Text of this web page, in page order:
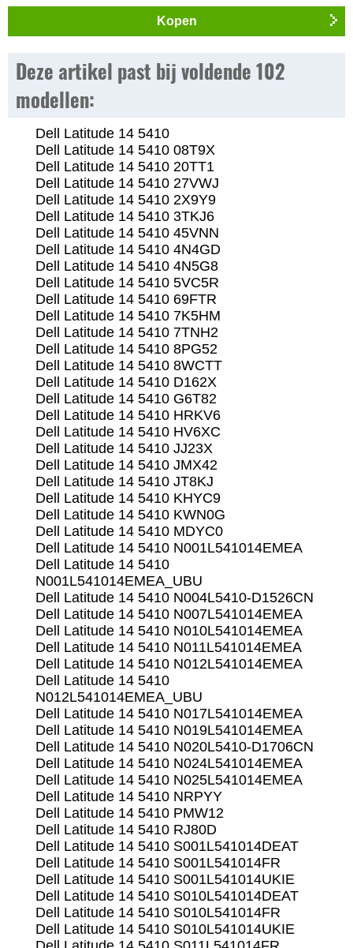
Kopen
Deze artikel past bij voldende 102
modellen:
Dell Latitude 14 5410
Dell Latitude 14 5410 08T9X
Dell Latitude 14 5410 20TT1
Dell Latitude 14 5410 27VWJ
Dell Latitude 14 5410 2X9Y9
Dell Latitude 14 5410 3TKJ6
Dell Latitude 14 5410 45VNN
Dell Latitude 14 5410 4N4GD
Dell Latitude 14 5410 4N5G8
Dell Latitude 14 5410 5VC5R
Dell Latitude 14 5410 69FTR
Dell Latitude 14 5410 7K5HM
Dell Latitude 14 5410 7TNH2
Dell Latitude 14 5410 8PG52
Dell Latitude 14 5410 8WCTT
Dell Latitude 14 5410 D162X
Dell Latitude 14 5410 G6T82
Dell Latitude 14 5410 HRKV6
Dell Latitude 14 5410 HV6XC
Dell Latitude 14 5410 JJ23X
Dell Latitude 14 5410 JMX42
Dell Latitude 14 5410 JT8KJ
Dell Latitude 14 5410 KHYC9
Dell Latitude 14 5410 KWN0G
Dell Latitude 14 5410 MDYC0
Dell Latitude 14 5410 N001L541014EMEA
Dell Latitude 14 5410
N001L541014EMEA_UBU
Dell Latitude 14 5410 N004L5410-D1526CN
Dell Latitude 14 5410 N007L541014EMEA
Dell Latitude 14 5410 N010L541014EMEA
Dell Latitude 14 5410 N011L541014EMEA
Dell Latitude 14 5410 N012L541014EMEA
Dell Latitude 14 5410
N012L541014EMEA_UBU
Dell Latitude 14 5410 N017L541014EMEA
Dell Latitude 14 5410 N019L541014EMEA
Dell Latitude 14 5410 N020L5410-D1706CN
Dell Latitude 14 5410 N024L541014EMEA
Dell Latitude 14 5410 N025L541014EMEA
Dell Latitude 14 5410 NRPYY
Dell Latitude 14 5410 PMW12
Dell Latitude 14 5410 RJ80D
Dell Latitude 14 5410 S001L541014DEAT
Dell Latitude 14 5410 S001L541014FR
Dell Latitude 14 5410 S001L541014UKIE
Dell Latitude 14 5410 S010L541014DEAT
Dell Latitude 14 5410 S010L541014FR
Dell Latitude 14 5410 S010L541014UKIE